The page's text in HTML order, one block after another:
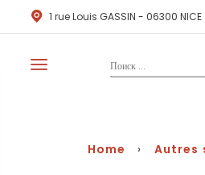
1 rue Louis GASSIN - 06300 NICE
Home › Autres